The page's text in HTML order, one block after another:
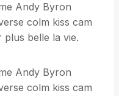
Andy Byron
colm kiss cam
belle la vie.
Andy Byron
colm kiss cam